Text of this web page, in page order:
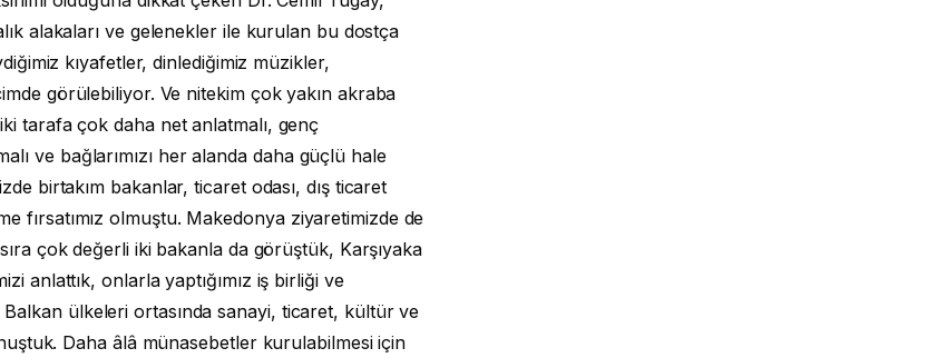
alakaları ve gelenekler ile kurulan bu dostça
kıyafetler, dinlediğimiz müzikler,
görülebiliyor. Ve nitekim çok yakın akraba
tarafa çok daha net anlatmalı, genç
ve bağlarımızı her alanda daha güçlü hale
birtakım bakanlar, ticaret odası, dış ticaret
fırsatımız olmuştu. Makedonya ziyaretimizde de
çok değerli iki bakanla da görüştük, Karşıyaka
anlattık, onlarla yaptığımız iş birliği ve
ülkeleri ortasında sanayi, ticaret, kültür ve
Daha âlâ münasebetler kurulabilmesi için